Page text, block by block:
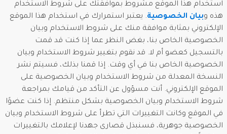
استخدام هذا الموقع مشروط بموافقتك على شروط الاستخدام
هذه وبيان الخصوصية. يعتبر استمرارك في استخدام هذا الموقع
الإلكتروني بمثابة موافقة منك على شروط الاستخدام وبيان
الخصوصية الخاص بنا، بغض النظر عما إذا كنت قد قمت
بالتسجيل كعضو أم لا. قد نقوم بتغيير شروط الاستخدام وبيان
الخصوصية الخاص بنا في أي وقت. إذا قمنا بذلك، فسيتم نشر
النسخة المعدلة من شروط الاستخدام وبيان الخصوصية على
الموقع الإلكتروني. أنت مسؤول عن التأكد من قيامك بمراجعة
شروط الاستخدام وبيان الخصوصية بشكل منتظم. إذا كنت عضوًا
في الموقع وكانت التغييرات التي تطرأ على شروط الاستخدام وبيان
الخصوصية جوهرية، فسنبذل قصارى جهدنا لإعلامك بالتغييرات